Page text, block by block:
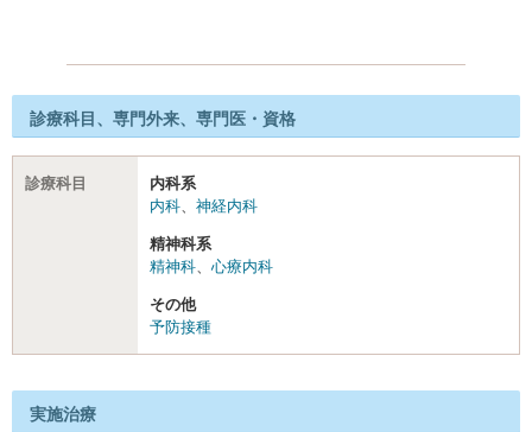
診療科目、専門外来、専門医・資格
診療科目
内科系
内科、 神経内科
精神科系
精神科、 心療内科
その他
予防接種
実施治療